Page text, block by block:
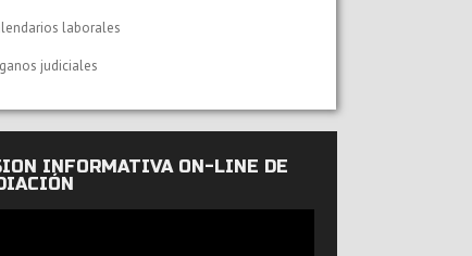
laborales
judiciales
INFORMATIVA ON-LINE DE